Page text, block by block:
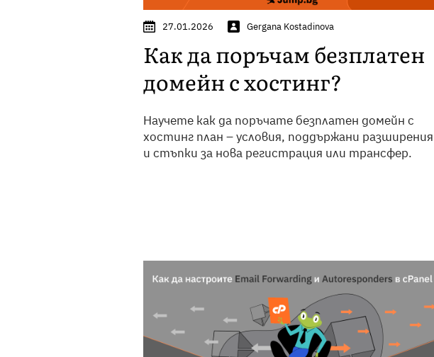
27.01.2026 Gergana Kostadinova
Как да поръчам безплатен
домейн с хостинг?
Научете как да поръчате безплатен домейн с
хостинг план – условия, поддържани разширения
и стъпки за нова регистрация или трансфер.